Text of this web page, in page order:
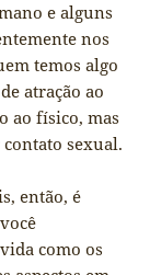
e alguns
nos
temos algo
atração ao
ao físico, mas
sexual.
então, é
como os